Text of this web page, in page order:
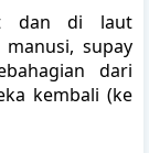
dan di laut
supay
dari
kembali (ke